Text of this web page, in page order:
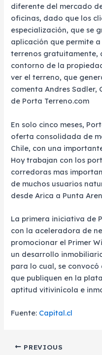
diferente del mercado
oficinas, dado que los
especialización, que se
aplicación que permite a
terrenos gratuitamente,
contorno de la
ver el terreno, que
comenta Andres Sadler,
de Porta Terreno.com
En solo cinco meses,
oferta consolidada de
Chile, con una
Hoy trabajan con los
corredoras mas
de muchos usuarios
desde Arica a Punta
La primera iniciativa de
con la aceleradora de
promocionar el Primer
un desarrollo
para lo cual, se
que publiquen en la
aptitud vitivinícola e
Fuente: Capital.cl
Post PREVIOUS